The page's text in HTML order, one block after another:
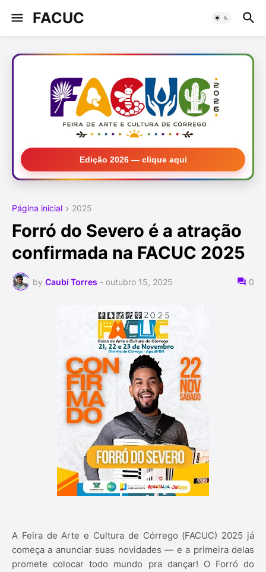
FACUC
Edição 2026 — clique aqui
Página inicial 2025
Forró do Severo é a atração
confirmada na FACUC 2025
by Caubí Torres - outubro 15, 2025 0
A Feira de Arte e Cultura de Córrego (FACUC) 2025 já
começa a anunciar suas novidades — e a primeira delas
promete colocar todo mundo pra dançar! O Forró do